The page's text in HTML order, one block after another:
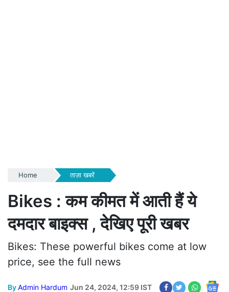
Home ताज़ा खबरें
Bikes : कम कीमत में आती हैं ये
दमदार बाइक्स , देखिए पूरी खबर
Bikes: These powerful bikes come at low
price, see the full news
ByAdmin Hardum Jun 24, 2024, 12:59 IST